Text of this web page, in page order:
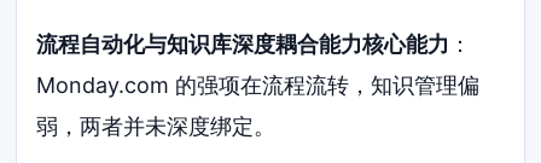
流程自动化与知识库深度耦合能力核心能力 ：
Monday.com 的强项在流程流转，知识管理偏
弱，两者并未深度绑定。